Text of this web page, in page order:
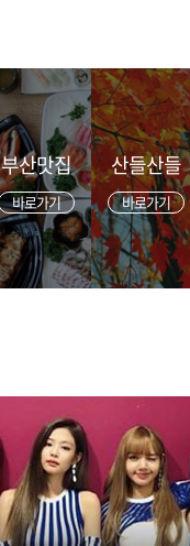
부산맛집
바로가기
산들산들
바로가기